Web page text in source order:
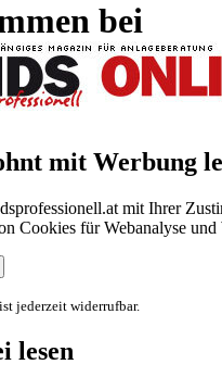
bei
mit Werbung
mit Ihrer
Cookies für Webanalyse und
jederzeit widerrufbar.
lesen